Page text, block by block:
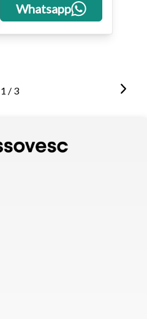
Whatsapp
1 / 3